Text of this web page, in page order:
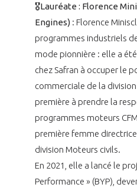
🎖️Lauréate : Florence
Engines): Florence
programmes industriels
mode pionnière : elle a
chez Safran à occuper le
commerciale de la
première à prendre la
programmes moteurs
première femme
division Moteurs civils.
En 2021, elle a lancé le
Performance » (BYP),